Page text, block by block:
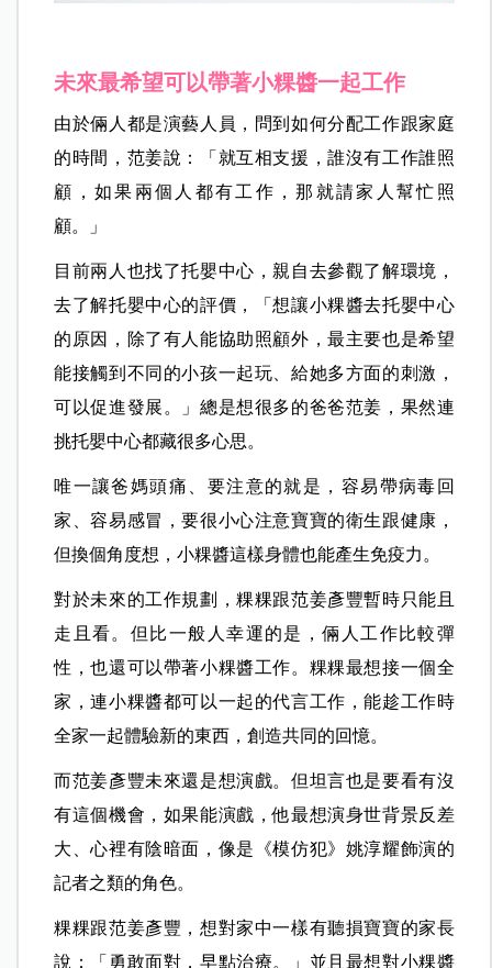
未來最希望可以帶著小粿醬一起工作
由於倆人都是演藝人員，問到如何分配工作跟家庭
的時間，范姜說：「就互相支援，誰沒有工作誰照
顧，如果兩個人都有工作，那就請家人幫忙照
顧。」
目前兩人也找了托嬰中心，親自去參觀了解環境，
去了解托嬰中心的評價，「想讓小粿醬去托嬰中心
的原因，除了有人能協助照顧外，最主要也是希望
能接觸到不同的小孩一起玩、給她多方面的刺激，
可以促進發展。」總是想很多的爸爸范姜，果然連
挑托嬰中心都藏很多心思。
唯一讓爸媽頭痛、要注意的就是，容易帶病毒回
家、容易感冒，要很小心注意寶寶的衛生跟健康，
但換個角度想，小粿醬這樣身體也能產生免疫力。
對於未來的工作規劃，粿粿跟范姜彥豐暫時只能且
走且看。但比一般人幸運的是，倆人工作比較彈
性，也還可以帶著小粿醬工作。粿粿最想接一個全
家，連小粿醬都可以一起的代言工作，能趁工作時
全家一起體驗新的東西，創造共同的回憶。
而范姜彥豐未來還是想演戲。但坦言也是要看有沒
有這個機會，如果能演戲，他最想演身世背景反差
大、心裡有陰暗面，像是《模仿犯》姚淳耀飾演的
記者之類的角色。
粿粿跟范姜彥豐，想對家中一樣有聽損寶寶的家長
說：「勇敢面對，早點治療。」並且最想對小粿醬